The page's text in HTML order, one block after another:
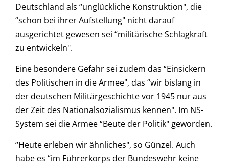
Deutschland als “unglückliche Konstruktion", die
“schon bei ihrer Aufstellung" nicht darauf
ausgerichtet gewesen sei “militärische Schlagkraft
zu entwickeln".
Eine besondere Gefahr sei zudem das “Einsickern
des Politischen in die Armee", das “wir bislang in
der deutschen Militärgeschichte vor 1945 nur aus
der Zeit des Nationalsozialismus kennen". Im NS-
System sei die Armee “Beute der Politik" geworden.
“Heute erleben wir ähnliches", so Günzel. Auch
habe es “im Führerkorps der Bundeswehr keine